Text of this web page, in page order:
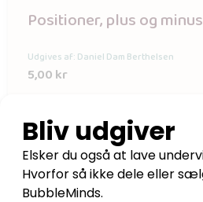
Positioner, plus og minus
Udgives af: Daniel Dam Berthelsen
5,00kr
Tilføj til kurv